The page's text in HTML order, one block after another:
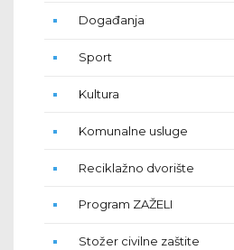
Događanja
Sport
Kultura
Komunalne usluge
Reciklažno dvorište
Program ZAŽELI
Stožer civilne zaštite